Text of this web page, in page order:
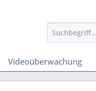
Videoüberwachung